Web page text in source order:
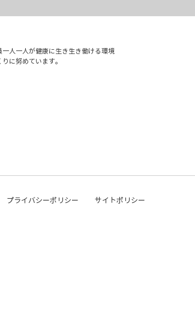
一人一人が健康に生き生き働ける環境
りに努めています。
プライバシーポリシー サイトポリシー